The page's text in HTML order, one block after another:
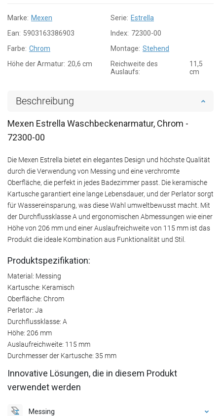
Marke: Mexen Serie: Estrella
Ean: 5903163386903 Index: 72300-00
Farbe: Chrom Montage: Stehend
Höhe der Armatur: 20,6 cm
Reichweite des
Auslaufs:
11,5
cm
Beschreibung
Mexen Estrella Waschbeckenarmatur, Chrom -
72300-00
Die Mexen Estrella bietet ein elegantes Design und höchste Qualität
durch die Verwendung von Messing und eine verchromte
Oberfläche, die perfekt in jedes Badezimmer passt. Die keramische
Kartusche garantiert eine lange Lebensdauer, und der Perlator sorgt
für Wassereinsparung, was diese Wahl umweltbewusst macht. Mit
der Durchflussklasse A und ergonomischen Abmessungen wie einer
Höhe von 206 mm und einer Auslaufreichweite von 115 mm ist das
Produkt die ideale Kombination aus Funktionalität und Stil.
Produktspezifikation:
Material: Messing
Kartusche: Keramisch
Oberfläche: Chrom
Perlator: Ja
Durchflussklasse: A
Höhe: 206 mm
Auslaufreichweite: 115 mm
Durchmesser der Kartusche: 35 mm
Innovative Lösungen, die in diesem Produkt
verwendet werden
Messing